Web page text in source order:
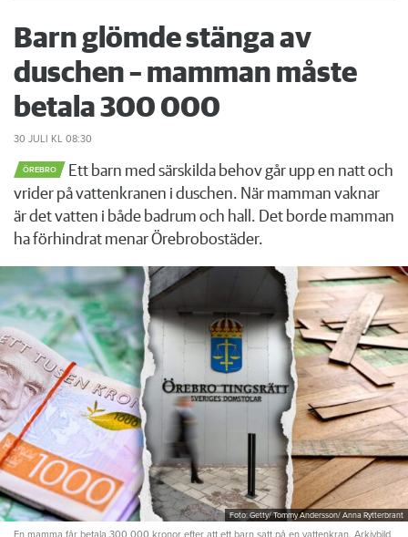
Barn glömde stänga av
duschen – mamman måste
betala 300 000
30 JULI KL 08:30
ÖREBRO
Ett barn med särskilda behov går upp en natt och
vrider på vattenkranen i duschen. När mamman vaknar
är det vatten i både badrum och hall. Det borde mamman
ha förhindrat menar Örebrobostäder.
Foto: Getty/ Tommy Andersson/ Anna Rytterbrant
En mamma får betala 300 000 kronor efter att ett barn satt på en vattenkran. Arkivbild